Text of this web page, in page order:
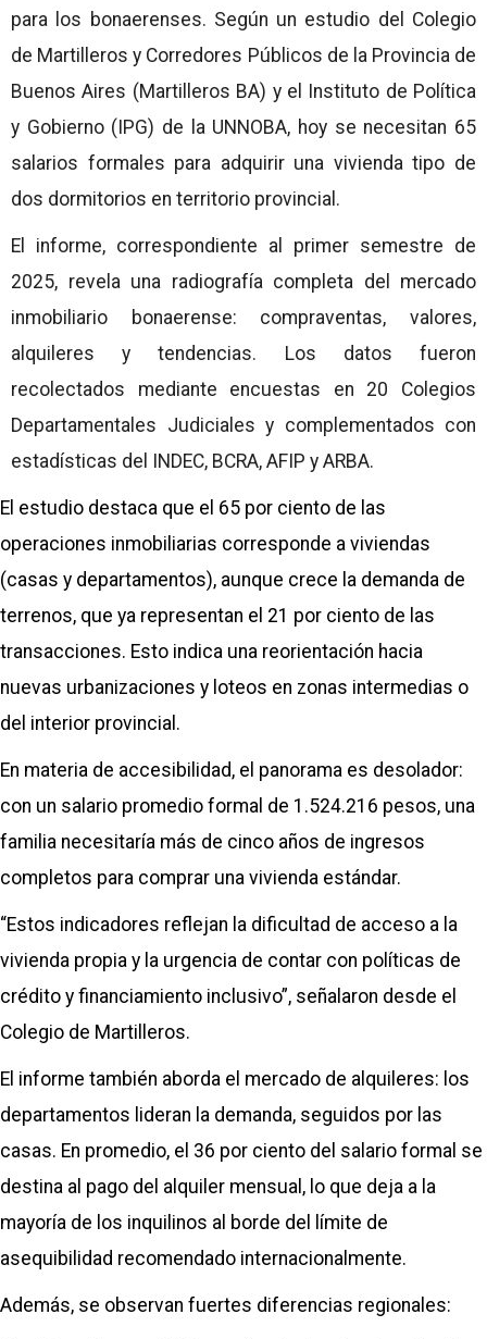
para los bonaerenses. Según un estudio del Colegio
de Martilleros y Corredores Públicos de la Provincia de
Buenos Aires (Martilleros BA) y el Instituto de Política
y Gobierno (IPG) de la UNNOBA, hoy se necesitan 65
salarios formales para adquirir una vivienda tipo de
dos dormitorios en territorio provincial.
El informe, correspondiente al primer semestre de
2025, revela una radiografía completa del mercado
inmobiliario bonaerense: compraventas, valores,
alquileres y tendencias. Los datos fueron
recolectados mediante encuestas en 20 Colegios
Departamentales Judiciales y complementados con
estadísticas del INDEC, BCRA, AFIP y ARBA.
El estudio destaca que el 65 por ciento de las
operaciones inmobiliarias corresponde a viviendas
(casas y departamentos), aunque crece la demanda de
terrenos, que ya representan el 21 por ciento de las
transacciones. Esto indica una reorientación hacia
nuevas urbanizaciones y loteos en zonas intermedias o
del interior provincial.
En materia de accesibilidad, el panorama es desolador:
con un salario promedio formal de 1.524.216 pesos, una
familia necesitaría más de cinco años de ingresos
completos para comprar una vivienda estándar.
“Estos indicadores reflejan la dificultad de acceso a la
vivienda propia y la urgencia de contar con políticas de
crédito y financiamiento inclusivo”, señalaron desde el
Colegio de Martilleros.
El informe también aborda el mercado de alquileres: los
departamentos lideran la demanda, seguidos por las
casas. En promedio, el 36 por ciento del salario formal se
destina al pago del alquiler mensual, lo que deja a la
mayoría de los inquilinos al borde del límite de
asequibilidad recomendado internacionalmente.
Además, se observan fuertes diferencias regionales: